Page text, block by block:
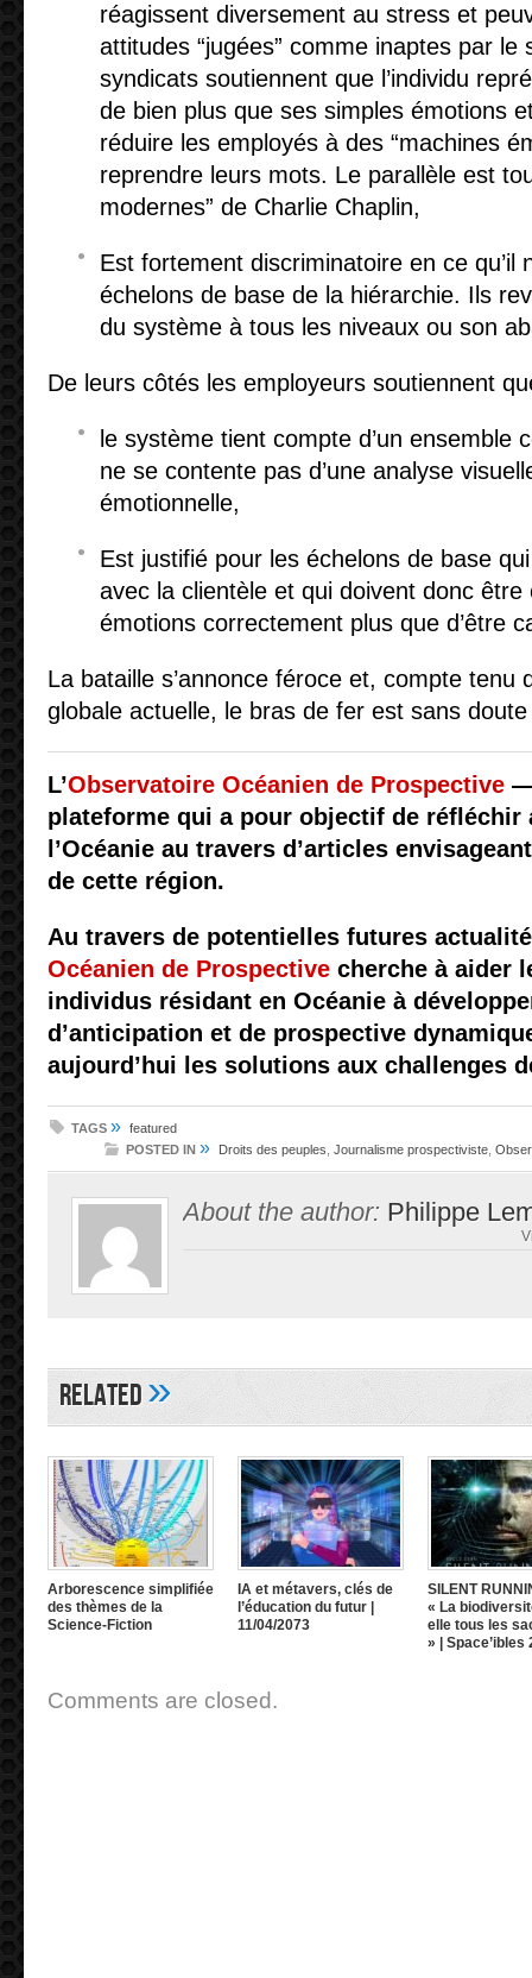
réagissent diversement au stress et
attitudes “jugées” comme inaptes par le
syndicats soutiennent que l’individu
de bien plus que ses simples émotions
réduire les employés à des “machines
reprendre leurs mots. Le parallèle est
modernes” de Charlie Chaplin,
Est fortement discriminatoire en ce qu’il
échelons de base de la hiérarchie. Ils
du système à tous les niveaux ou son
De leurs côtés les employeurs soutiennent
le système tient compte d’un ensemble
ne se contente pas d’une analyse
émotionnelle,
Est justifié pour les échelons de base
avec la clientèle et qui doivent donc
émotions correctement plus que d’être
La bataille s’annonce féroce et, compte tenu
globale actuelle, le bras de fer est sans doute
L’Observatoire Océanien de Prospective —
plateforme qui a pour objectif de réfléchir
l’Océanie au travers d’articles
de cette région.
Au travers de potentielles futures
Océanien de Prospective cherche à aider
individus résidant en Océanie à
d’anticipation et de prospective
aujourd’hui les solutions aux challenges
TAGS » featured
POSTED IN » Droits des peuples Journalisme prospectiviste
About the author: Philippe
Related»
Arborescence simplifiée
des thèmes de la
Science-Fiction
IA et métavers, clés de
l’éducation du futur |
11/04/2073
SILENT
« La
elle tous les
» | Space’ibles
Comments are closed.